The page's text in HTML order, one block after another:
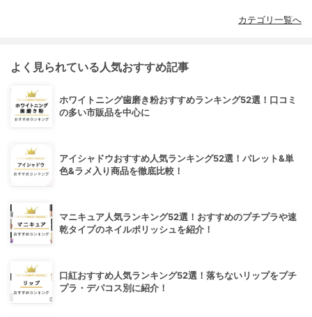
カテゴリ一覧へ
よく見られている人気おすすめ記事
ホワイトニング歯磨き粉おすすめランキング52選！口コミ
の多い市販品を中心に
アイシャドウおすすめ人気ランキング52選！パレット&単
色&ラメ入り商品を徹底比較！
マニキュア人気ランキング52選！おすすめのプチプラや速
乾タイプのネイルポリッシュを紹介！
口紅おすすめ人気ランキング52選！落ちないリップをプチ
プラ・デパコス別に紹介！